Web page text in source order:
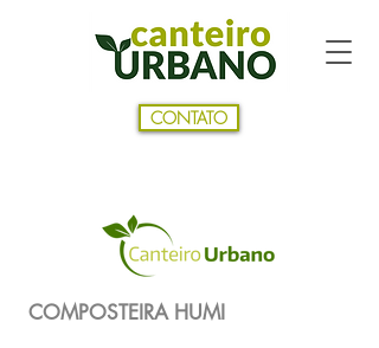
CONTATO
COMPOSTEIRA HUMI